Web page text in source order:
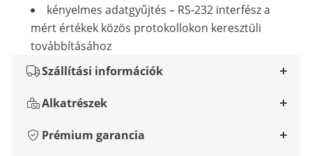
kényelmes adatgyűjtés – RS-232 interfész a
mért értékek közös protokollokon keresztüli
továbbításához
Szállítási információk
Alkatrészek
Prémium garancia